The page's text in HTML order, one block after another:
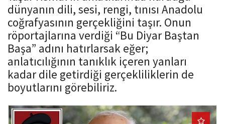
o
n
dünyanın dili, sesi, rengi, tınısı Anadolu
coğrafyasının gerçekliğini taşır. Onun
röportajlarına verdiği “Bu Diyar Baştan
Başa” adını hatırlarsak eğer;
anlatıcılığının tanıklık içeren yanları
kadar dile getirdiği gerçekliliklerin de
boyutlarını görebiliriz.